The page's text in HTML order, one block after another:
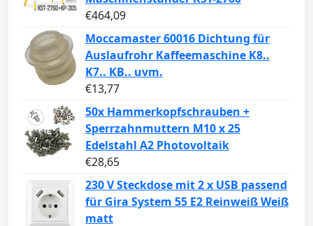
€464,09
Moccamaster 60016 Dichtung für
Auslaufrohr Kaffeemaschine K8..
K7.. KB.. uvm.
€13,77
50x Hammerkopfschrauben +
Sperrzahnmuttern M10 x 25
Edelstahl A2 Photovoltaik
€28,65
230 V Steckdose mit 2 x USB passend
für Gira System 55 E2 Reinweiß Weiß
matt